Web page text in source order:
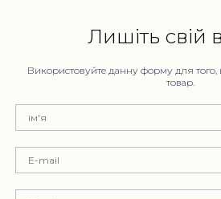
Лишіть свій
Використовуйте данну форму для
товар.